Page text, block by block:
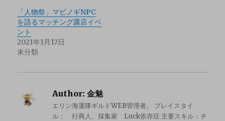
「人物祭」マビノギNPC
を語るマッチング露店イベ
ント
2021年1月17日
未分類
Author: 金魅
エリン海運隊ギルドWEB管理者。 プレイスタイ
ル： 行商人、採集家 Luck依存症 主要スキル：チ